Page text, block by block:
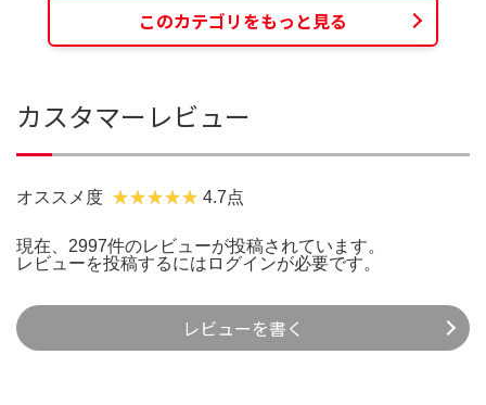
このカテゴリをもっと見る
カスタマーレビュー
オススメ度 4.7点
現在、2997件のレビューが投稿されています。
レビューを投稿するには ログインが必要です。
レビューを書く